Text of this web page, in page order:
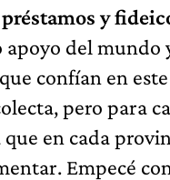
y
apoyo del mundo
confían en
pero para
en cada
Empecé